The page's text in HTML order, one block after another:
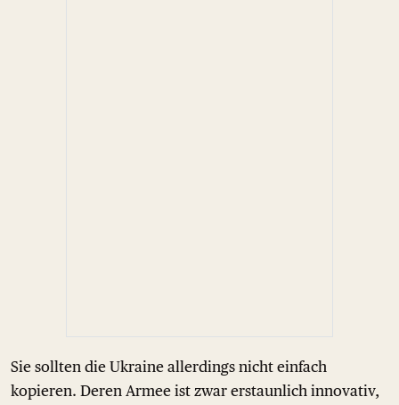
Sie sollten die Ukraine allerdings nicht einfach
kopieren. Deren Armee ist zwar erstaunlich innovativ,